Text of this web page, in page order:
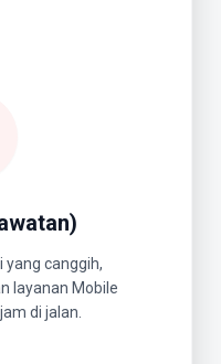
yang canggih,
layanan Mobile
di jalan.